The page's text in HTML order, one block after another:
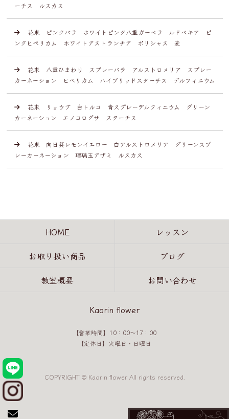
ーチス ルスカス
花束 ピンクバラ ホワイトピンク八重ガーベラ ルドベキア ピ
ンクヒペリカム ホワイトアストランチア ポリシャス 麦
花束 八重ひまわり スプレーバラ アルストロメリア スプレー
カーネーション ヒペリカム ハイブリッドスターチス デルフィニウム
花束 リョウブ 白トルコ 青スプレーデルフィニウム グリーン
カーネーション エノコログサ スターチス
花束 向日葵レモンイエロー 白アルストロメリア グリーンスプ
レーカーネーション 瑠璃玉アザミ ルスカス
HOME
レッスン
お取り扱い商品
ブログ
教室概要
お問い合わせ
Kaorin flower
【営業時間】10：00～17：00
【定休日】火曜日・日曜日
COPYRIGHT © Kaorin flower All rights reserved.